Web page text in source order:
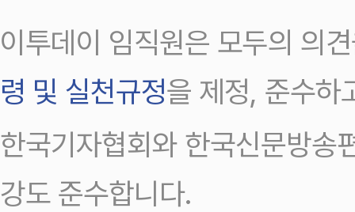
이투데이 임직원은 모두의 의
령 및 실천규정을 제정, 준수하
한국기자협회와 한국신문방송
강도 준수합니다.